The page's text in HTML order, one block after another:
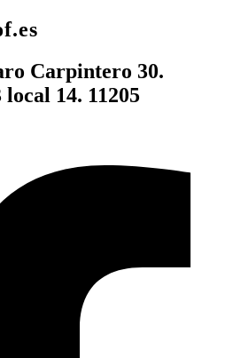
Carpintero 30.
14. 11205